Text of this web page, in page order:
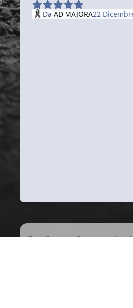
Da AD MAJORA22
Indice Gallery National